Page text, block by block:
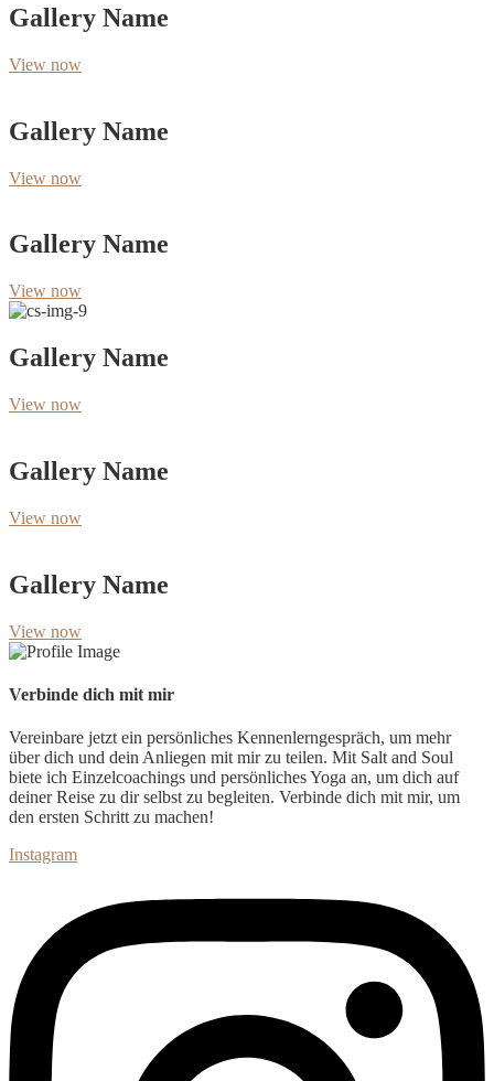
Gallery Name
View now
Gallery Name
View now
Gallery Name
View now
Gallery Name
View now
Gallery Name
View now
Gallery Name
View now
Verbinde dich mit mir
Vereinbare jetzt ein persönliches Kennenlerngespräch, um mehr
über dich und dein Anliegen mit mir zu teilen. Mit Salt and Soul
biete ich Einzelcoachings und persönliches Yoga an, um dich auf
deiner Reise zu dir selbst zu begleiten. Verbinde dich mit mir, um
den ersten Schritt zu machen!
Instagram